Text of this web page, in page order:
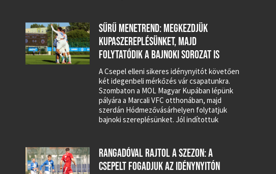
SŰRŰ MENETREND: MEGKEZDJÜK
KUPASZEREPLÉSÜNKET, MAJD
FOLYTATÓDIK A BAJNOKI SOROZAT IS
A Csepel elleni sikeres idénynyitót követően
két idegenbeli mérkőzés vár csapatunkra.
Szombaton a MOL Magyar Kupában lépünk
pályára a Marcali VFC otthonában, majd
szerdán Hódmezővásárhelyen folytatjuk
bajnoki szereplésünket. Jól indítottuk
RANGADÓVAL RAJTOL A SZEZON: A
CSEPELT FOGADJUK AZ IDÉNYNYITÓN